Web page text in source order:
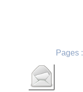
Pages :